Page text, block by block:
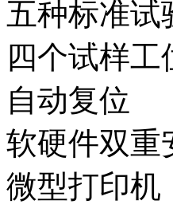
五种标准试
四个试样工
自动复位
软硬件双重
微型打印机